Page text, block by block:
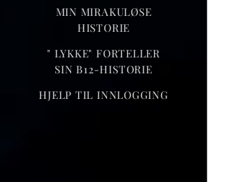
MIN MIRAKULØSE
HISTORIE
" LYKKE" FORTELLER
SIN B12-HISTORIE
HJELP TIL INNLOGGING